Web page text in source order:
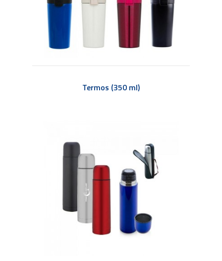
Termos (350 ml)